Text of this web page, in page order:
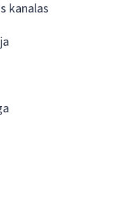
kanalas